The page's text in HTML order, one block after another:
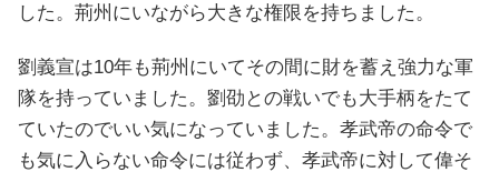
した。荊州にいながら大きな権限を持ちました。
劉義宣は10年も荊州にいてその間に財を蓄え強力な軍
隊を持っていました。劉劭との戦いでも大手柄をたて
ていたのでいい気になっていました。孝武帝の命令で
も気に入らない命令には従わず、孝武帝に対して偉そ